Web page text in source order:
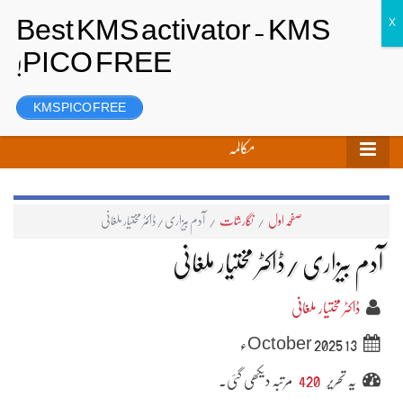
رجسٹر
مکالمہ
صفحہ اول / نگارشات / آدم بیزاری /ڈاکٹر مختیار ملغانی
آدم بیزاری /ڈاکٹر مختیار ملغانی
ڈاکٹر مختیار ملغانی
13 October 2025ء
یہ تحریر 420 مرتبہ دیکھی گئی۔
KMS PICO FREE